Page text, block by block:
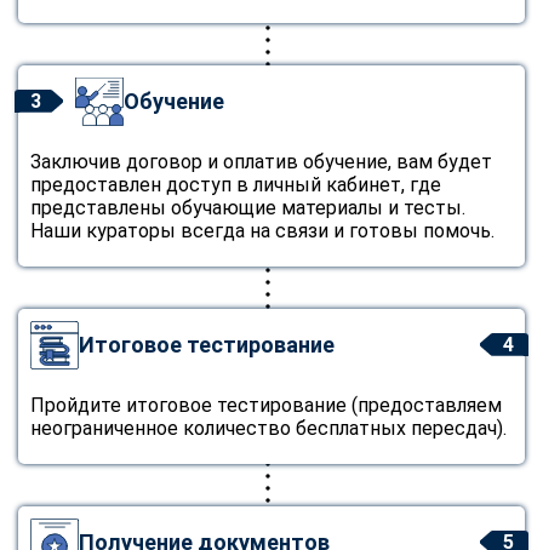
3 Обучение
Заключив договор и оплатив обучение, вам будет
предоставлен доступ в личный кабинет, где
представлены обучающие материалы и тесты.
Наши кураторы всегда на связи и готовы помочь.
4
Итоговое тестирование
Пройдите итоговое тестирование (предоставляем
неограниченное количество бесплатных пересдач).
5
Получение документов